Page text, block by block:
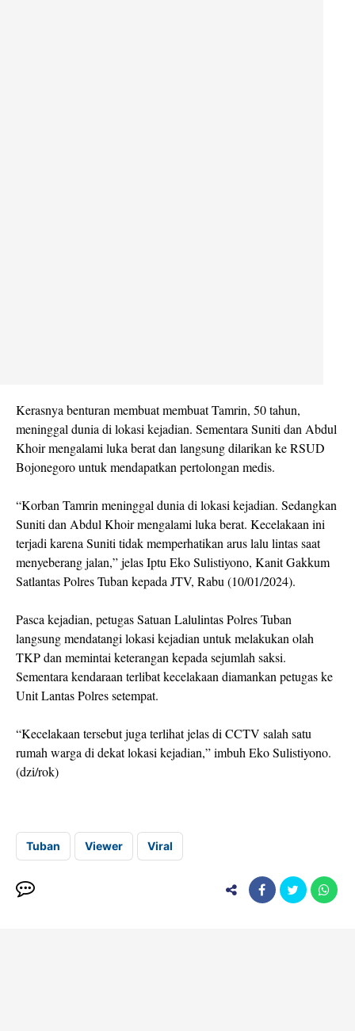
Kerasnya benturan membuat membuat Tamrin, 50 tahun,
meninggal dunia di lokasi kejadian. Sementara Suniti dan Abdul
Khoir mengalami luka berat dan langsung dilarikan ke RSUD
Bojonegoro untuk mendapatkan pertolongan medis.
“Korban Tamrin meninggal dunia di lokasi kejadian. Sedangkan
Suniti dan Abdul Khoir mengalami luka berat. Kecelakaan ini
terjadi karena Suniti tidak memperhatikan arus lalu lintas saat
menyeberang jalan,” jelas Iptu Eko Sulistiyono, Kanit Gakkum
Satlantas Polres Tuban kepada JTV, Rabu (10/01/2024).
Pasca kejadian, petugas Satuan Lalulintas Polres Tuban
langsung mendatangi lokasi kejadian untuk melakukan olah
TKP dan memintai keterangan kepada sejumlah saksi.
Sementara kendaraan terlibat kecelakaan diamankan petugas ke
Unit Lantas Polres setempat.
“Kecelakaan tersebut juga terlihat jelas di CCTV salah satu
rumah warga di dekat lokasi kejadian,” imbuh Eko Sulistiyono.
(dzi/rok)
Tuban Viewer Viral